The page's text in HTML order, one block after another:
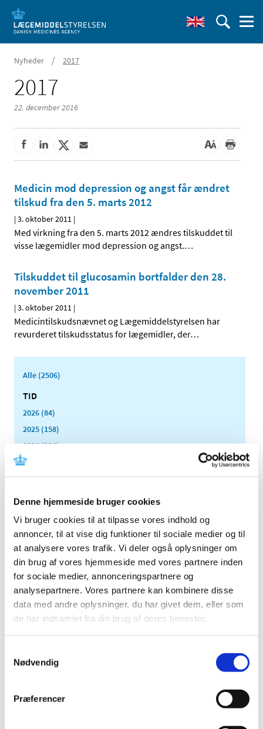
Denne hjemmeside bruger cookies
Vi bruger cookies til at tilpasse vores indhold og
annoncer, til at vise dig funktioner til sociale medier og til
at analysere vores trafik. Vi deler også oplysninger om
din brug af vores hjemmeside med vores partnere inden
for sociale medier, annonceringspartnere og
analysepartnere. Vores partnere kan kombinere disse
data med andre oplysninger, du har givet dem, eller som
de har indsamlet fra din brug af deres tjenester.
Nødvendig
Præferencer
Nyheder / 2017
2017
22. december 2016
Medicin mod depression og angst får ændret
tilskud fra den 5. marts 2012
|3. oktober 2011 |
Med virkning fra den 5. marts 2012 ændres tilskuddet til
visse lægemidler mod depression og angst.…
Tilskuddet til glucosamin bortfalder den 28.
november 2011
|3. oktober 2011 |
Medicintilskudsnævnet og Lægemiddelstyrelsen har
revurderet tilskudsstatus for lægemidler, der…
Alle (2506)
TID
2026 (84)
2025 (158)
2024 (224)
2023 (195)
2022 (197)
2019 (159)
2018 (150)
2017 (167)
2016 (167)
2015 (33)
2014 (44)
2011 (13)
september (2)